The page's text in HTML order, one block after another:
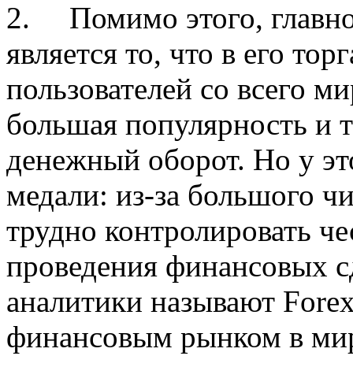
2. Помимо этого,
является то, что в его
пользователей со всего
большая популярность и
денежный оборот. Но у
медали: из-за большого
трудно контролировать
проведения финансовых
аналитики называют
финансовым рынком в